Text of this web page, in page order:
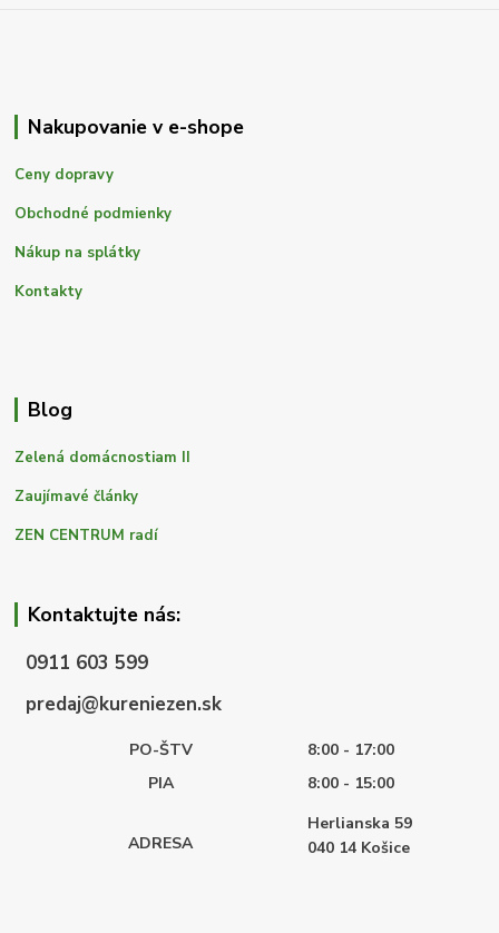
Nakupovanie v e-shope
Ceny dopravy
Obchodné podmienky
Nákup na splátky
Kontakty
Blog
Zelená domácnostiam II
Zaujímavé články
ZEN CENTRUM radí
Kontaktujte nás:
0911 603 599
predaj@kureniezen.sk
PO-ŠTV
8:00 - 17:00
PIA
8:00 - 15:00
ADRESA
Herlianska 59
040 14 Košice